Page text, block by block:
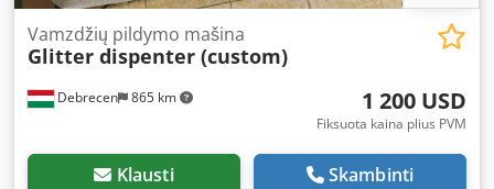
Debrecen 865 km
Vamzdžių pildymo mašina
Glitter dispenter (custom)
1 200 USD
Fiksuota kaina plius PVM
Klausti Skambinti